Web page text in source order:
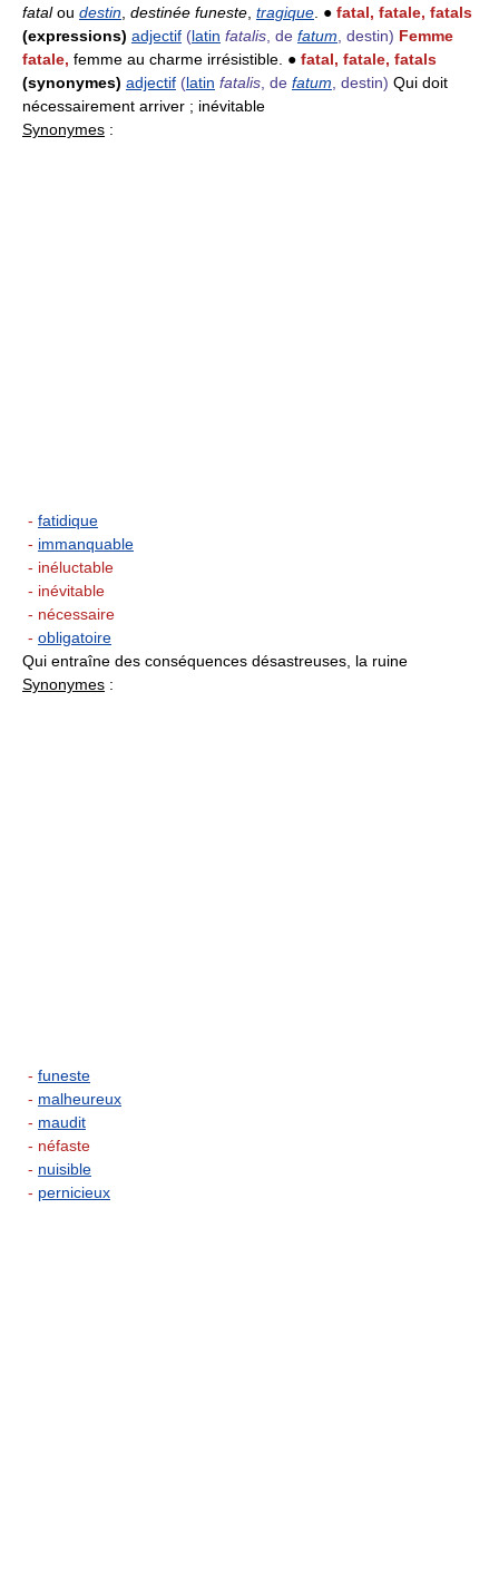
fatalou destin, destinée funeste, tragique. ● fatal, fatale, fatals
(expressions) adjectif (latin fatalis, de fatum, destin) Femme
fatale, femme au charme irrésistible. ● fatal, fatale, fatals
(synonymes) adjectif (latin fatalis, de fatum, destin) Qui doit
nécessairement arriver ; inévitable
Synonymes :
- fatidique
- immanquable
- inéluctable
- inévitable
- nécessaire
- obligatoire
Qui entraîne des conséquences désastreuses, la ruine
Synonymes :
- funeste
- malheureux
- maudit
- néfaste
- nuisible
- pernicieux